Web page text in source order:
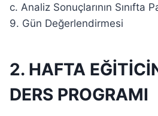
c. Analiz Sonuçlarının Sınıfta
9. Gün Değerlendirmesi
2. HAFTA
DERS PROGRAMI